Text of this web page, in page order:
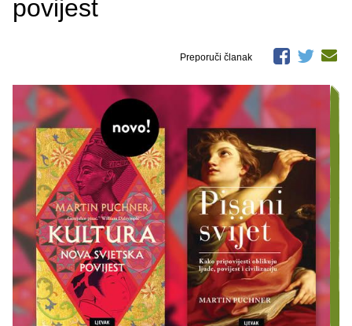
povijest
Preporuči članak